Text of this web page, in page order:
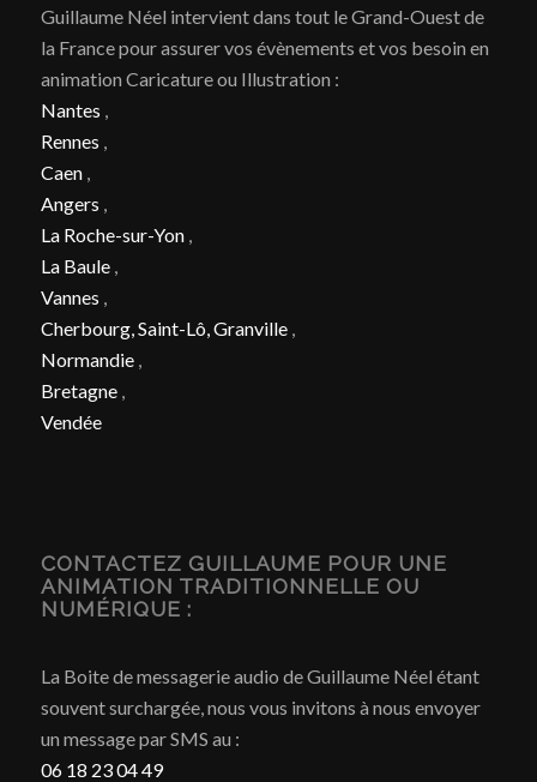
Guillaume Néel intervient dans tout le Grand-Ouest de
la France pour assurer vos évènements et vos besoin en
animation Caricature ou Illustration :
Nantes ,
Rennes ,
Caen,
Angers ,
La Roche-sur-Yon,
La Baule,
Vannes ,
Cherbourg, Saint-Lô, Granville,
Normandie,
Bretagne,
Vendée
CONTACTEZ GUILLAUME POUR UNE
ANIMATION TRADITIONNELLE OU
NUMÉRIQUE :
La Boite de messagerie audio de Guillaume Néel étant
souvent surchargée, nous vous invitons à nous envoyer
un message par SMS au :
06 18 23 04 49